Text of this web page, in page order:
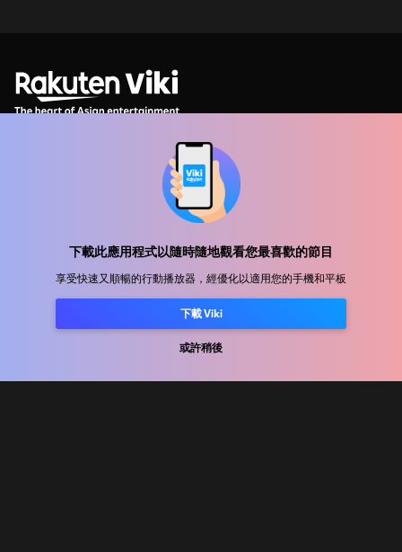
下載此應用程式以隨時隨地觀看您最喜歡的節目
享受快速又順暢的行動播放器，經優化以適用您的手機和平板
下載 Viki
或許稍後
發行合作
使用條款